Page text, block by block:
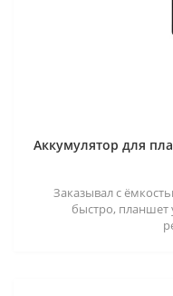
Аккумулятор для
Заказывал с
быстро, планшет